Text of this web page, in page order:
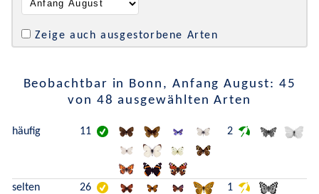
Zeige auch ausgestorbene Arten
Beobachtbar in Bonn, Anfang August: 45
von 48 ausgewählten Arten
häufig 11 2
selten 26 1